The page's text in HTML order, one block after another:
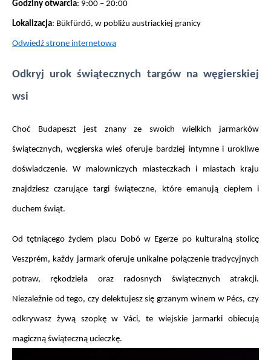
Godziny otwarcia: 9:00 – 20:00
Lokalizacja: Bükfürdő, w pobliżu austriackiej granicy
Odwiedź stronę internetową
Odkryj urok świątecznych targów na węgierskiej
wsi
Choć Budapeszt jest znany ze swoich wielkich jarmarków
świątecznych, węgierska wieś oferuje bardziej intymne i urokliwe
doświadczenie. W malowniczych miasteczkach i miastach kraju
znajdziesz czarujące targi świąteczne, które emanują ciepłem i
duchem świąt.
Od tętniącego życiem placu Dobó w Egerze po kulturalną stolicę
Veszprém, każdy jarmark oferuje unikalne połączenie tradycyjnych
potraw, rękodzieła oraz radosnych świątecznych atrakcji.
Niezależnie od tego, czy delektujesz się grzanym winem w Pécs, czy
odkrywasz żywą szopkę w Váci, te wiejskie jarmarki obiecują
magiczną świąteczną ucieczkę.